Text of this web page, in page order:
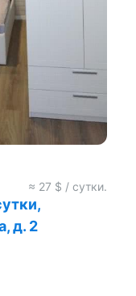
≈ 27 $ / сутки.
д. 2